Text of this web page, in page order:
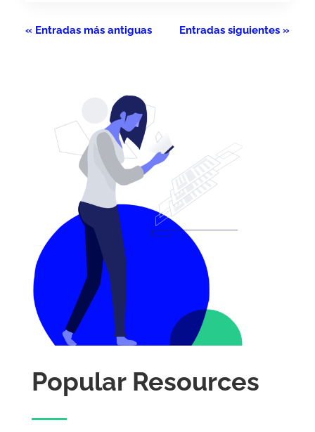
« Entradas más antiguas Entradas siguientes »
Popular Resources